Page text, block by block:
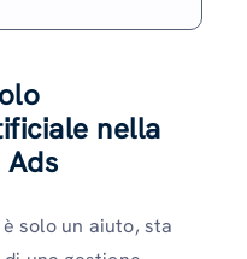
nella
solo un aiuto, sta